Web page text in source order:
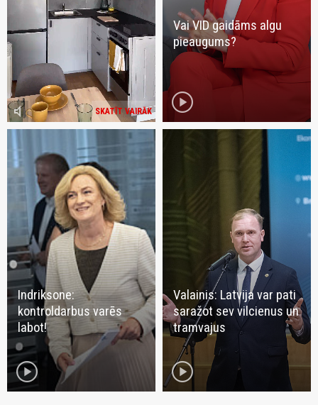
SKATĪT VAIRĀK
volume_mute
Vai VID gaidāms algu
pieaugums?
play_circle
Indriksone:
kontroldarbus varēs
labot!
play_circle
Valainis: Latvija var pati
saražot sev vilcienus un
tramvajus
play_circle